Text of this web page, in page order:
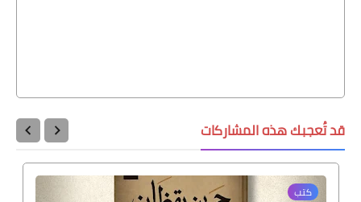
قد تُعجبك هذه المشاركات
كتب